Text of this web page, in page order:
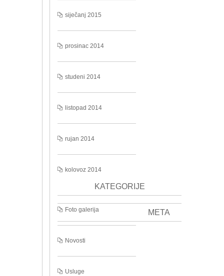
siječanj 2015
prosinac 2014
studeni 2014
listopad 2014
rujan 2014
kolovoz 2014
KATEGORIJE
Foto galerija
Novosti
Usluge
META